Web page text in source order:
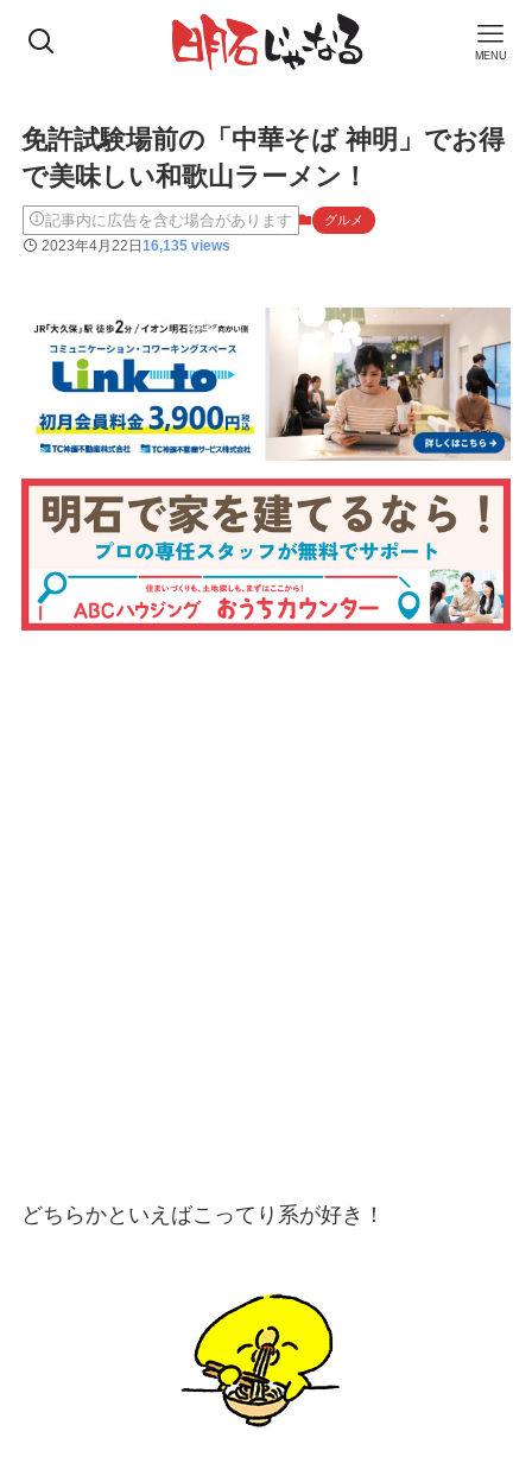
MENU
免許試験場前の「中華そば 神明」でお得
で美味しい和歌山ラーメン！
記事内に広告を含む場合があります グルメ
2023年4月22日16,135 views
どちらかといえばこってり系が好き！